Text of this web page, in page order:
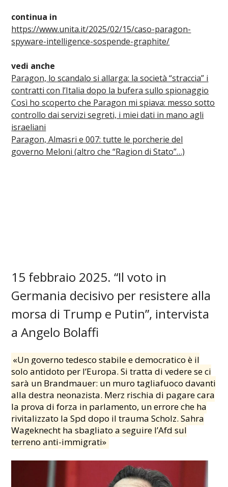
continua in
https://www.unita.it/2025/02/15/caso-paragon-
spyware-intelligence-sospende-graphite/
vedi anche
Paragon, lo scandalo si allarga: la società “straccia” i
contratti con l’Italia dopo la bufera sullo spionaggio
Così ho scoperto che Paragon mi spiava: messo sotto
controllo dai servizi segreti, i miei dati in mano agli
israeliani
Paragon, Almasri e 007: tutte le porcherie del
governo Meloni (altro che “Ragion di Stato”…)
15 febbraio 2025. “Il voto in
Germania decisivo per resistere alla
morsa di Trump e Putin”, intervista
a Angelo Bolaffi
«Un governo tedesco stabile e democratico è il
solo antidoto per l’Europa. Si tratta di vedere se ci
sarà un Brandmauer: un muro tagliafuoco davanti
alla destra neonazista. Merz rischia di pagare cara
la prova di forza in parlamento, un errore che ha
rivitalizzato la Spd dopo il trauma Scholz. Sahra
Wageknecht ha sbagliato a seguire l’Afd sul
terreno anti-immigrati»